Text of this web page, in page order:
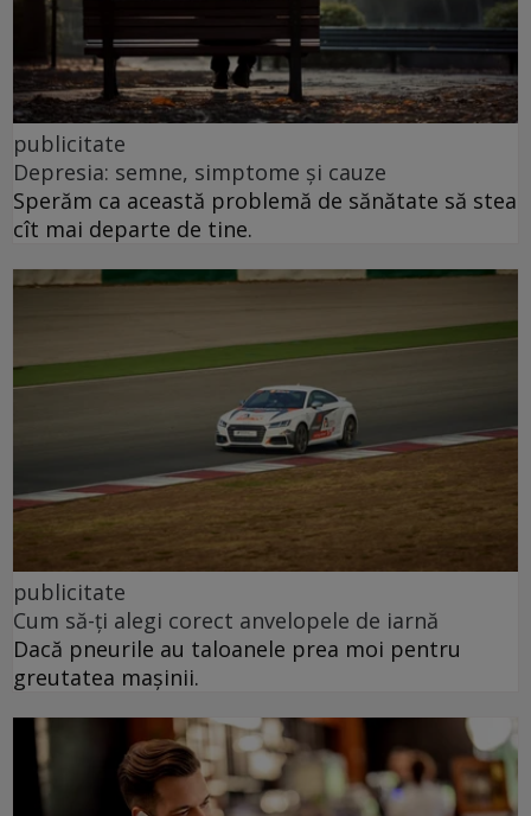
publicitate
Depresia: semne, simptome și cauze
Sperăm ca această problemă de sănătate să stea
cît mai departe de tine.
publicitate
Cum să-ți alegi corect anvelopele de iarnă
Dacă pneurile au taloanele prea moi pentru
greutatea mașinii.